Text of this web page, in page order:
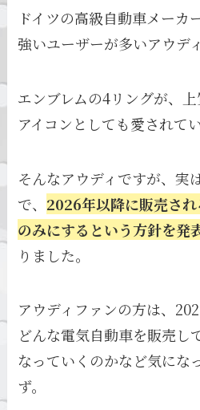
ドイツの高級自動車メーカ
強いユーザーが多いアウディ
エンブレムの4リングが、
アイコンとしても愛されて
そんなアウディですが、実
で、 2026年以降に販売さ
のみにするという方針を発
りました。
アウディファンの方は、
どんな電気自動車を販売し
なっていくのかなど気にな
ず。